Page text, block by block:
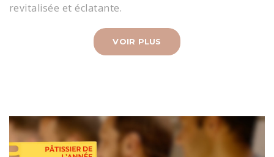
revitalisée et éclatante.
VOIR PLUS